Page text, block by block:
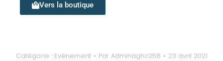
Vers la boutique
Catégorie : Evènement Par Adminaghc258
23 avril 2021